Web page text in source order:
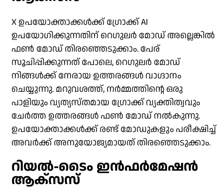
X ഉപയോക്താക്കൾക്ക് ഗ്രോക്ക് AI
ഉപയോഗിക്കുന്നതിന് റെഗുലർ മോഡ് അല്ലെങ്കിൽ
ഫൺ മോഡ് തിരഞ്ഞെടുക്കാം. പേര്
സൂചിപ്പിക്കുന്നത് പോലെ, റെഗുലർ മോഡ്
നിങ്ങൾക്ക് നേരായ ഉത്തരങ്ങൾ വാഗ്ദാനം
ചെയ്യുന്നു. മറുവശത്ത്, നർമ്മത്തിന്റെ ഒരു
പാളിയും വ്യത്യസ്തമായ ഗ്രോക്ക് വ്യക്തിത്വവും
ചേർത്ത ഉത്തരങ്ങൾ ഫൺ മോഡ് നൽകുന്നു.
ഉപയോക്താക്കൾക്ക് രണ്ട് മോഡുകളും പരീക്ഷിച്ച്
അവർക്ക് അനുയോജ്യമായത് തിരഞ്ഞെടുക്കാം.
റിയൽ-ടൈം ഇൻഫർമേഷൻ
ആക്‌സസ്